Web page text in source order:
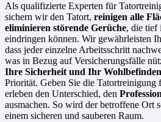
Als qualifizierte Experten für
sichern wir den Tatort, reinigen alle
eliminieren störende Gerüche, die tief
eindringen können. Wir gewährleisten
dass jeder einzelne Arbeitsschritt
was in Bezug auf Versicherungsfälle
Ihre Sicherheit und Ihr Wohlbefinden
Priorität. Geben Sie die Tatortreinigung
erleben den Unterschied, den
ausmachen. So wird der betroffene Ort
einem sicheren und sauberen Raum.